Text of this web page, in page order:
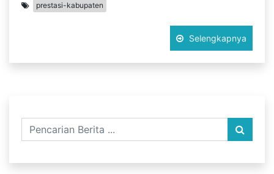
prestasi-kabupaten
Selengkapnya